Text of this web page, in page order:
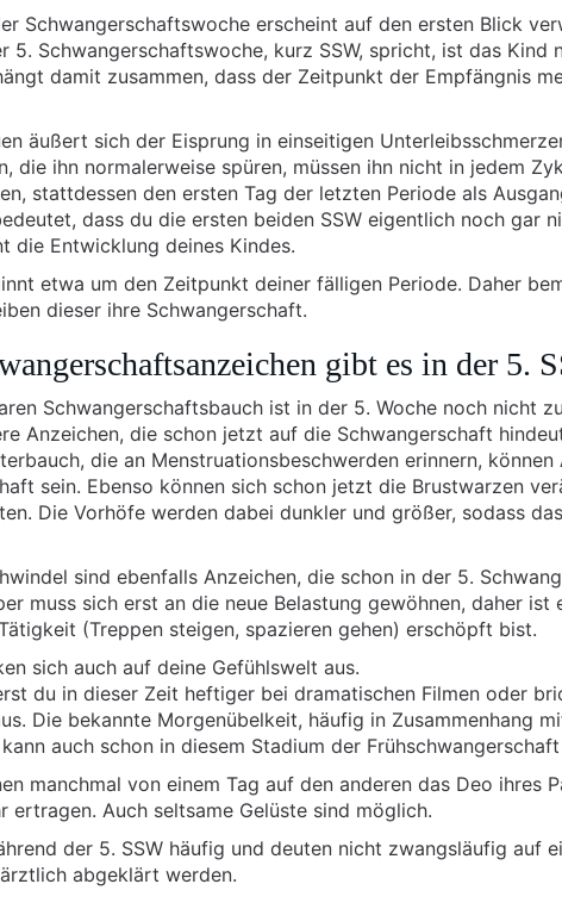
Schwangerschaftswoche erscheint auf den ersten Blick
5. Schwangerschaftswoche, kurz SSW, spricht, ist das Kind
damit zusammen, dass der Zeitpunkt der Empfängnis
äußert sich der Eisprung in einseitigen
die ihn normalerweise spüren, müssen ihn nicht in jedem
stattdessen den ersten Tag der letzten Periode als
dass du die ersten beiden SSW eigentlich noch gar
die Entwicklung deines Kindes.
etwa um den Zeitpunkt deiner fälligen Periode. Daher
dieser ihre Schwangerschaft.
gibt es in der 5.
Schwangerschaftsbauch ist in der 5. Woche noch nicht
Anzeichen, die schon jetzt auf die Schwangerschaft
die an Menstruationsbeschwerden erinnern, können
sein. Ebenso können sich schon jetzt die Brustwarzen
Die Vorhöfe werden dabei dunkler und größer, sodass
sind ebenfalls Anzeichen, die schon in der 5.
muss sich erst an die neue Belastung gewöhnen, daher
(Treppen steigen, spazieren gehen) erschöpft bist.
sich auch auf deine Gefühlswelt aus.
du in dieser Zeit heftiger bei dramatischen Filmen oder
Die bekannte Morgenübelkeit, häufig in Zusammenhang
auch schon in diesem Stadium der
manchmal von einem Tag auf den anderen das Deo ihres
ertragen. Auch seltsame Gelüste sind möglich.
der 5. SSW häufig und deuten nicht zwangsläufig auf
abgeklärt werden.